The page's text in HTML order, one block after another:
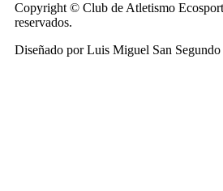
Copyright © Club de Atletismo
reservados.
Diseñado por Luis Miguel San Segundo